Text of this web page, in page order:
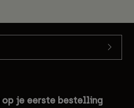
op je eerste bestelling